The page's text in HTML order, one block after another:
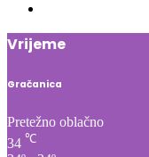
Vrijeme
Gračanica
Pretežno oblačno
34 ℃